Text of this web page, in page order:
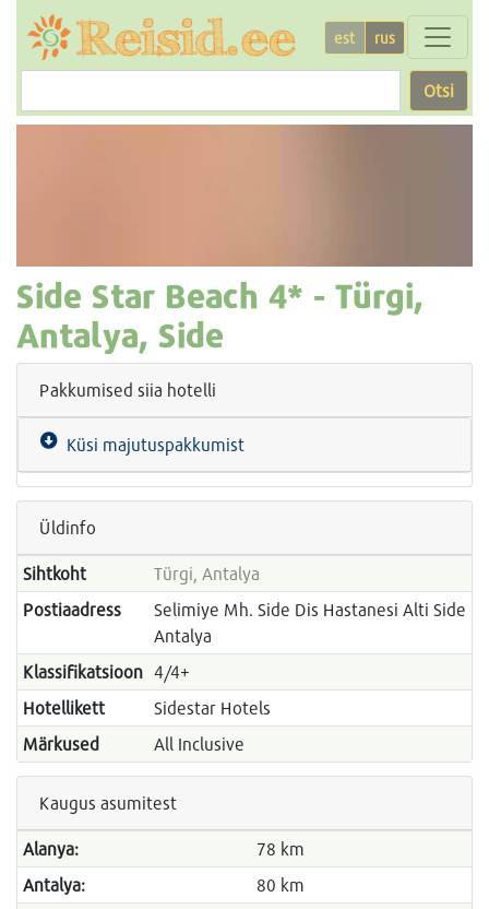
est rus
Otsi
Side Star Beach 4* - Türgi,
Antalya, Side
Pakkumised siia hotelli
Küsi majutuspakkumist
Üldinfo
Sihtkoht
Türgi, Antalya
Postiaadress
Selimiye Mh. Side Dis Hastanesi Alti Side
Antalya
Klassifikatsioon 4/4+
Hotellikett
Sidestar Hotels
Märkused
All Inclusive
Kaugus asumitest
Alanya:
78 km
Antalya:
80 km